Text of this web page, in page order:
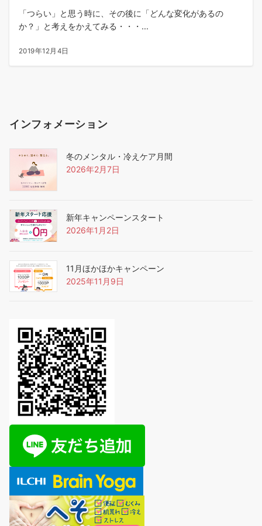
「つらい」と思う時に、その後に「どんな変化があるの
か？」と考えをかえてみる・・・...
2019年12月4日
インフォメーション
冬のメンタル・冷えケア月間
2026年2月7日
新年キャンペーンスタート
2026年1月2日
11月ほかほかキャンペーン
2025年11月9日